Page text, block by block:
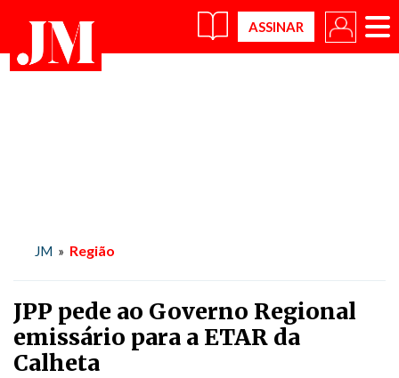
×
JM » Região
JPP pede ao Governo Regional
emissário para a ETAR da
Calheta